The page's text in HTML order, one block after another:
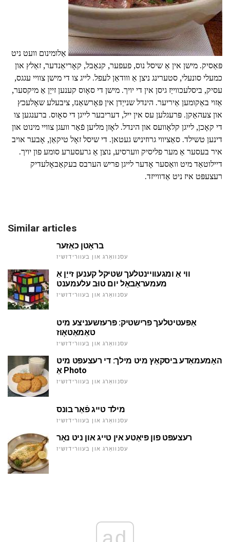
אַלומינום וועט ניט
פּאַסיק. מישן אין אַ שיסל נוס, פעפער, קנאָבל, קאָריאַנדער, זאַלץ און
כמעלי סונעלי, סטערינג ניצן אַ ווודאַן לעפל. לייג צו די מישן צוויי עגגס,
עסיק, ביסלעכווייַז גיסן אין די יויך. מישן די סאָוס קענען זייַן אַ מיקסער,
אַזוי באַקומען אַיריער. הינדל שנייַדן אין פּאָרשאַנז, ציבעלע שאָלעכץ
און צעהאַקן. פּרעגלען עס אין ייל, דעריבער לייגן די סאָוס. ברענגען צו
די קאָכן, לייגן קלאָוועס און הינדל. לאָזן מליען פֿאַר וועגן צוויי מינוט און
דינען טשילד. סאַציווי גרוזיניש געטאן. די שיסל זאָל טיקאַן, אָבער אויב
איר בעסער אַ מער פליסיק ווערסיע, נוצן אַ גרעסערע סומע פון יויך.
דיילוטאַד מיט וואַסער אָדער לייגן פריש הערבס בעקאַבאָלעדיק
רעצעפּט איז ניט אַדווייזד.
Similar articles
בראָטן כאַזער
עסנוואַרג און בעוורידזשיז
ווי אַ ומגעוויינטלעך שטיקל קענען זייַן אַ
מעמעראַבאַל יום טוּב עלעמענט
עסנוואַרג און בעוורידזשיז
אַפּעטיטלעך פרישטיק: פּרעזשעניצע מיט
טאַמאַטאָוז
עסנוואַרג און בעוורידזשיז
האָמעמאַדע ביסקאַץ מיט מילך: די רעצעפּט מיט
אַ Photo
עסנוואַרג און בעוורידזשיז
מילד טייג פֿאַר בונס
עסנוואַרג און בעוורידזשיז
רעצעפּט פון פּיאַטע אין טייג און ניט נאָר
עסנוואַרג און בעוורידזשיז